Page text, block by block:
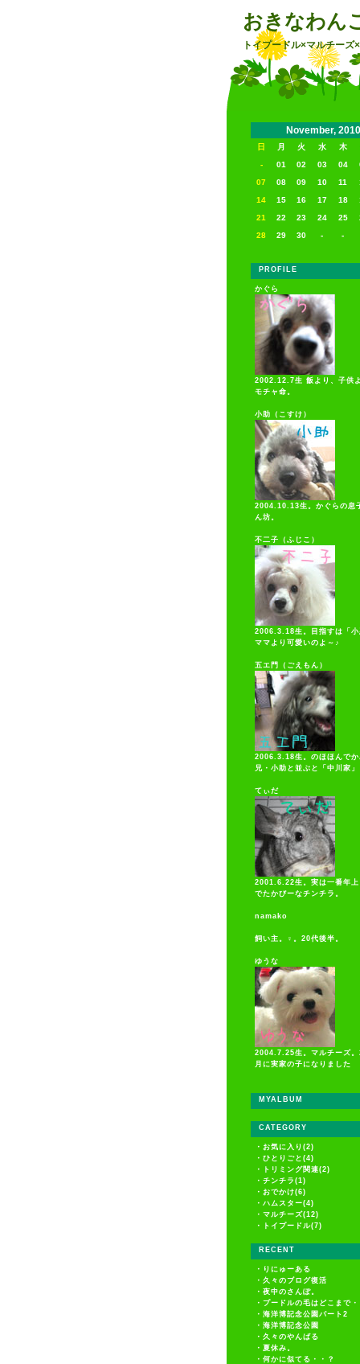
おきなわん
トイプードル×マルチーズ
November, 2010
日 月 火 水 木
-
01 02 03 04
07
08 09 10 11
14
15 16 17 18
21
22 23 24 25
28
29 30 - -
PROFILE
かぐら
2002.12.7生 飯より、子供
モチャ命。
小助（こすけ）
2004.10.13生。かぐらの息
ん坊。
不二子（ふじこ）
2006.3.18生。目指すは「小
ママより可愛いのよ～♪
五エ門（ごえもん）
2006.3.18生。のほほんでか
兄・小助と並ぶと「中川家」
てぃだ
2001.6.22生。実は一番年上
でたかびーなチンチラ。
namako
飼い主。♀。20代後半。
ゆうな
2004.7.25生。マルチーズ
月に実家の子になりました
MYALBUM
CATEGORY
・ お気に入り(2)
・ ひとりごと(4)
・
トリミング関連(2)
・ チンチラ(1)
・ おでかけ(6)
・ ハムスター(4)
・ マルチーズ(12)
・
トイプードル(7)
RECENT
・ りにゅーある
・ 久々のブログ復活
・ 夜中のさんぽ。
・ プードルの毛はどこまで・
・ 海洋博記念公園パート2
・ 海洋博記念公園
・ 久々のやんばる
・ 夏休み。
・ 何かに似てる・・？